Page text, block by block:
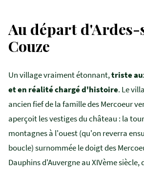
Au départ
Couze
Un village vraiment étonnant,triste
et en réalité chargé d'histoire. Le
ancien fief de la famille des Mercoeur
aperçoit les vestiges du château : la
montagnes à l'ouest (qu'on reverra
boucle) surnommée le doigt des
Dauphins d'Auvergne au XIVème